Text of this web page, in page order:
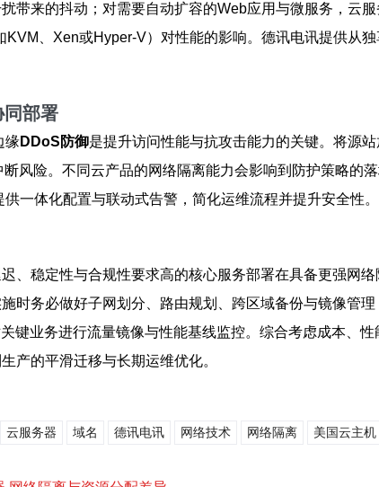
带来的抖动；对需要自动扩容的Web应用与微服务，云
、Xen或Hyper-V）对性能的影响。德讯电讯提供从
同部署
缘DDoS防御是提升访问性能与抗攻击能力的关键。将源
风险。不同云产品的网络隔离能力会影响到防护策略
供一体化配置与联动式告警，简化运维流程并提升安全性。
、稳定性与合规性要求高的核心服务部署在具备更强网
时务必做好子网划分、路由规划、跨区域备份与镜像管
键业务进行流量镜像与性能基线监控。综合考虑成本、
产的平滑迁移与长期运维优化。
云服务器 域名 德讯电讯 网络技术 网络隔离 美国云主机